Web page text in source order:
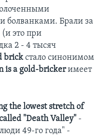
болванками. Брали за
это при
2 - 4 тысяч
brickстало синонимом
is a gold-brickerимеет
the lowest stretch of
"Death Valley" -
49-го года" -